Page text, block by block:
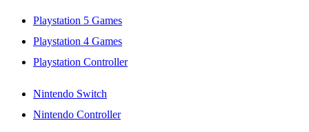
Playstation 5 Games
Playstation 4 Games
Playstation Controller
Nintendo Switch
Nintendo Controller